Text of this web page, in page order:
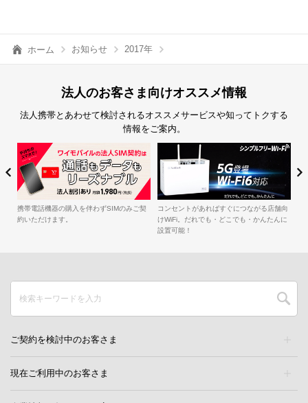
ホーム お知らせ 2017年
法人のお客さま向けオススメ情報
法人携帯とあわせて検討されるオススメサービスや知ってトクする
情報をご案内。
携帯電話機器の購入を伴わずSIMのみご契
約いただけます。
コンセントがあればすぐにつながる店舗向
けWiFi。だれでも・どこでも・かんたんに
設置可能！
ご契約を検討中のお客さま
現在ご利用中のお客さま